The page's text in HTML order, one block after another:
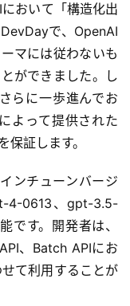
おいて「構造化出
で、OpenAI
マには従わないも
ができました。し
らに一歩進んでお
よって提供された
証します。
ンチューンバージ
4-0613、gpt-3.5-
です。開発者は、
、Batch APIにお
て利用することが